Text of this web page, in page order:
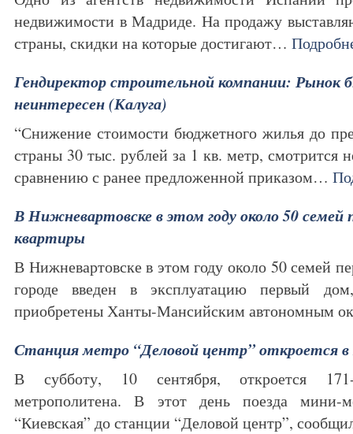
недвижимости в Мадриде. На продажу
страны, скидки на которые достигают…
Гендиректор строительной компании:
неинтересен (Калуга)
“Снижение стоимости бюджетного жилья до
страны 30 тыс. рублей за 1 кв. метр, смотрится
сравнению с ранее предложенной приказом…
В Нижневартовске в этом году около 50 семей
квартиры
В Нижневартовске в этом году около 50 семей
городе введен в эксплуатацию первый
приобретены Ханты-Мансийским автономным
Станция метро “Деловой центр” откроется в
В субботу, 10 сентября, откроется
метрополитена. В этот день поезда мини-
“Киевская” до станции “Деловой центр”,